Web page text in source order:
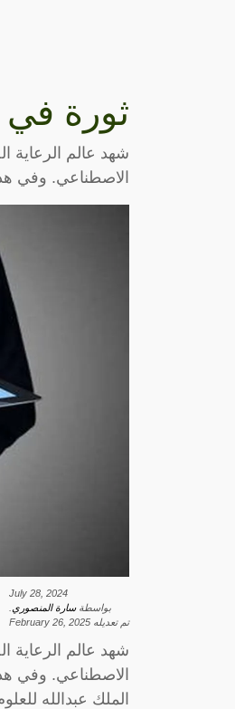
ثورة
شهد عالم الرعاية
الاصطناعي. وفي
July 28, 2024
بواسطةسارة المنصوري
تم تعديله February 26, 2025
شهد عالم الرعاية
الاصطناعي. وفي
الملك عبدالله